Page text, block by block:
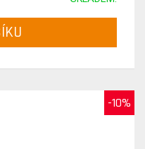
-10%